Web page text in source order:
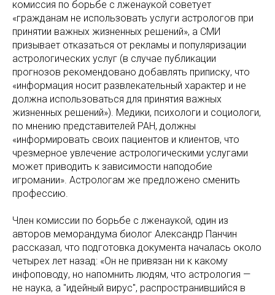
комиссия по борьбе с лженаукой советует
«гражданам не использовать услуги астрологов при
принятии важных жизненных решений», а СМИ
призывает отказаться от рекламы и популяризации
астрологических услуг (в случае публикации
прогнозов рекомендовано добавлять приписку, что
«информация носит развлекательный характер и не
должна использоваться для принятия важных
жизненных решений»). Медики, психологи и социологи,
по мнению представителей РАН, должны
«информировать своих пациентов и клиентов, что
чрезмерное увлечение астрологическими услугами
может приводить к зависимости наподобие
игромании». Астрологам же предложено сменить
профессию.
Член комиссии по борьбе с лженаукой, один из
авторов меморандума биолог Александр Панчин
рассказал, что подготовка документа началась около
четырех лет назад: «Он не привязан ни к какому
инфоповоду, но напомнить людям, что астрология —
не наука, а "идейный вирус", распространившийся в